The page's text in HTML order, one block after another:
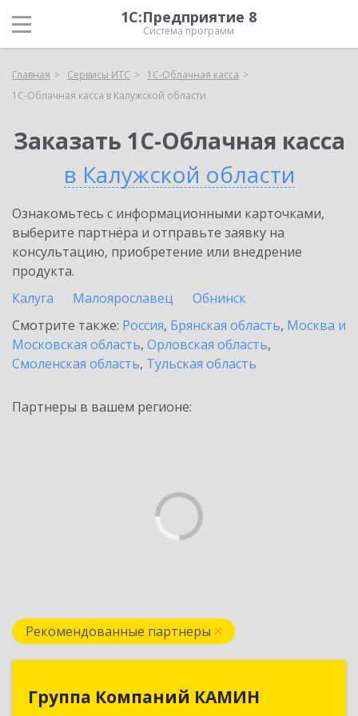
1С:Предприятие 8
Система программ
Главная Сервисы ИТС
1С-Облачная касса
1С-Облачная касса в Калужской области
Заказать 1С-Облачная касса
в Калужской области
Ознакомьтесь с информационными карточками,
выберите партнёра и отправьте заявку на
консультацию, приобретение или внедрение
продукта.
Калуга
Малоярославец
Обнинск
Смотрите также: Россия, Брянская область, Москва и
Московская область, Орловская область,
Смоленская область, Тульская область
Партнеры в вашем регионе:
Рекомендованные партнеры
Группа Компаний КАМИН
Группа Компаний КАМИН